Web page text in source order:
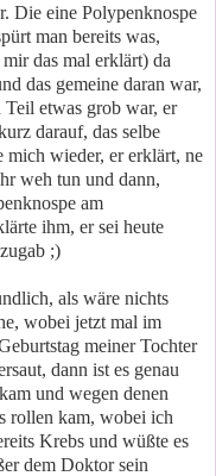
Die eine Polypenknospe
man bereits was,
das mal erklärt) da
das gemeine daran war,
etwas grob war, er
darauf, das selbe
mich wieder, er erklärt, ne
weh tun und dann,
am
ihm, er sei heute
;)
als wäre nichts
wobei jetzt mal im
meiner Tochter
dann ist es genau
und wegen denen
rollen kam, wobei ich
Krebs und wüßte es
dem Doktor sein